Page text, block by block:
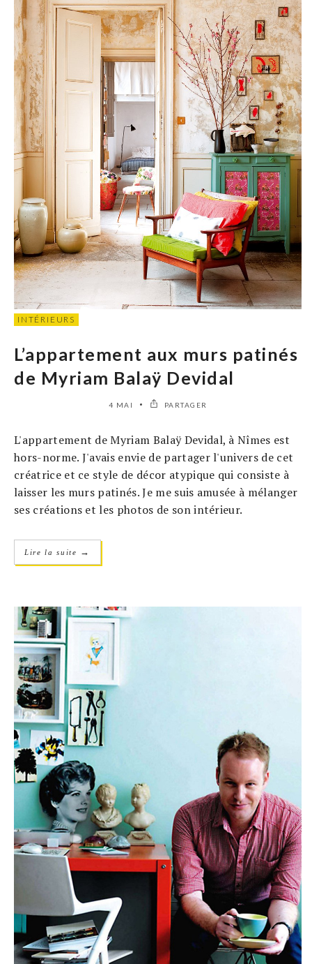
INTÉRIEURS
L’appartement aux murs patinés
de Myriam Balaÿ Devidal
4 MAI PARTAGER
L'appartement de Myriam Balaÿ Devidal, à Nîmes est
hors-norme. J'avais envie de partager l'univers de cet
créatrice et ce style de décor atypique qui consiste à
laisser les murs patinés. Je me suis amusée à mélanger
ses créations et les photos de son intérieur.
Lire la suite →